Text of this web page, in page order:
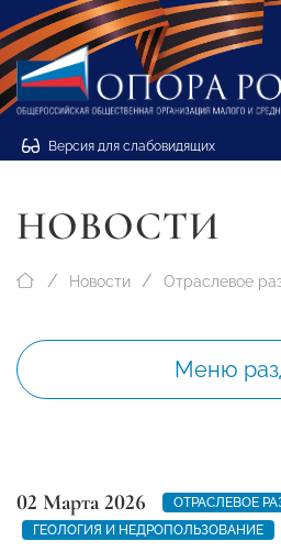
Версия для слабовидящих
НОВОСТИ
Новости Отраслевое
Меню
02 Марта 2026
ОТРАСЛЕВОЕ
ГЕОЛОГИЯ И НЕДРОПОЛЬЗОВАНИЕ